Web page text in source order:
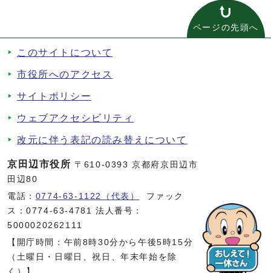
ページの先頭へ
このサイトについて
市役所へのアクセス
サイトポリシー
ウェブアクセシビリティ
改元に伴う表記の読み替えについて
京田辺市役所 〒610-0393 京都府京田辺市
田辺80
電話： 0774-63-1122（代表）
ファック
ス：0774-63-4781 法人番号：
5000020262111
【開庁時間：午前8時30分から午後5時15分
（土曜日・日曜日、祝日、年末年始を除